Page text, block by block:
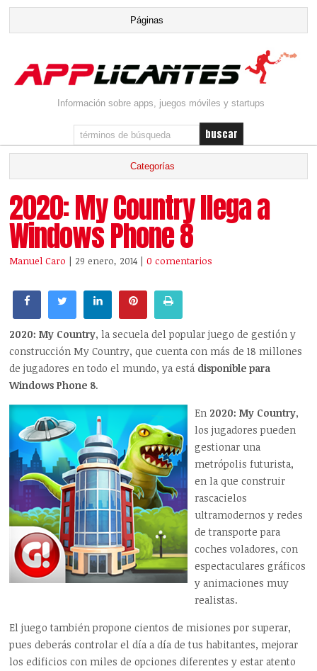
Información sobre apps, juegos móviles y startups
2020: My Country llega a
Windows Phone 8
Manuel Caro | 29 enero, 2014 |0 comentarios
2020: My Country, la secuela del popular juego de gestión y
construcción My Country, que cuenta con más de 18 millones
de jugadores en todo el mundo, ya está disponible para
Windows Phone 8.
En 2020: My Country,
los jugadores pueden
gestionar una
metrópolis futurista,
en la que construir
rascacielos
ultramodernos y redes
de transporte para
coches voladores, con
espectaculares gráficos
y animaciones muy
realistas.
El juego también propone cientos de misiones por superar,
pues deberás controlar el día a día de tus habitantes, mejorar
los edificios con miles de opciones diferentes y estar atento